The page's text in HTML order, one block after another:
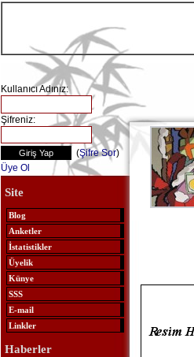
Kullanıcı Adınız:
Şifreniz:
(Şifre Sor)
Üye Ol
Site
Blog
Anketler
İstatistikler
Üyelik
Künye
SSS
E-mail
Linkler
Haberler